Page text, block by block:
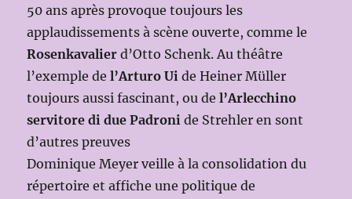
50 ans après provoque toujours les
applaudissements à scène ouverte, comme le
Rosenkavalier d’Otto Schenk. Au théâtre
l’exemple del’Arturo Ui de Heiner Müller
toujours aussi fascinant, ou del’Arlecchino
servitore di due Padroni de Strehler en sont
d’autres preuves
Dominique Meyer veille à la consolidation du
répertoire et affiche une politique de